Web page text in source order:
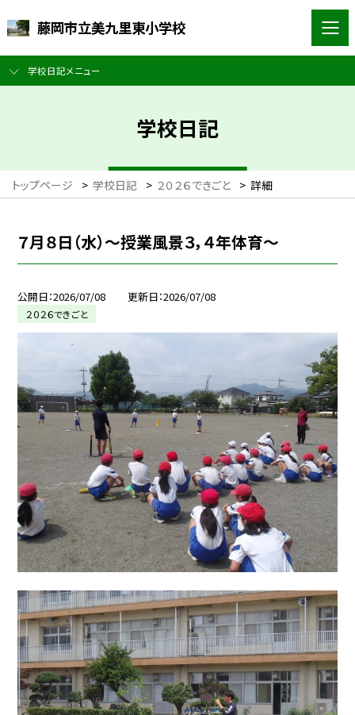
藤岡市立美九里東小学校
学校日記メニュー
学校日記
トップページ > 学校日記 > ２０２６できごと > 詳細
７月８日（水）～授業風景３，４年体育～
公開日 2026/07/08 更新日 2026/07/08
２０２６できごと